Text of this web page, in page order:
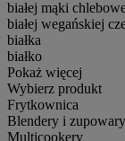
białej mąki
białej wegańskiej
białka
białko
Pokaż więcej
Wybierz produkt
Frytkownica
Blendery i zupowary
Multicookery